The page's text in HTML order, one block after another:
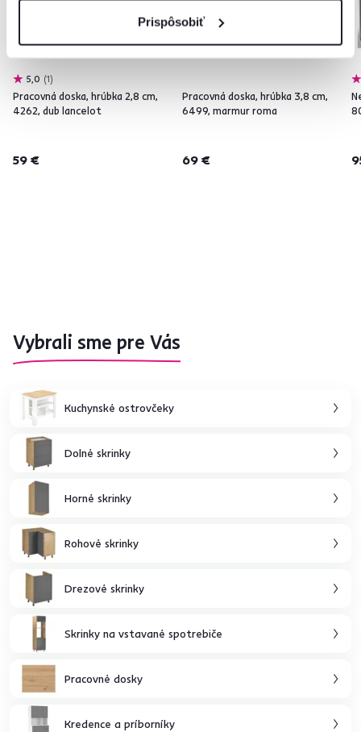
Prispôsobiť
5,0 1
Pracovná doska, hrúbka 2,8 cm,
4262, dub lancelot
59 €
Pracovná doska, hrúbka 3,8 cm,
6499, marmur roma
69 €
Vybrali sme pre Vás
Kuchynské ostrovčeky
Dolné skrinky
Horné skrinky
Rohové skrinky
Drezové skrinky
Skrinky na vstavané spotrebiče
Pracovné dosky
Kredence a príborníky